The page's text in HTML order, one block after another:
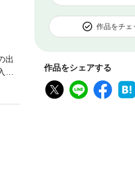
作品をチェ
作品をシェアする
出
み